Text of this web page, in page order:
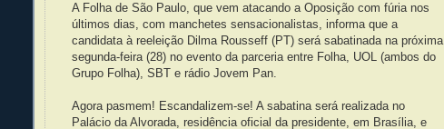
A Folha de São Paulo, que vem atacando a Oposição com fúria nos
últimos dias, com manchetes sensacionalistas, informa que a
candidata à reeleição Dilma Rousseff (PT) será sabatinada na próxima
segunda-feira (28) no evento da parceria entre Folha, UOL (ambos do
Grupo Folha), SBT e rádio Jovem Pan.
Agora pasmem! Escandalizem-se! A sabatina será realizada no
Palácio da Alvorada, residência oficial da presidente, em Brasília, e